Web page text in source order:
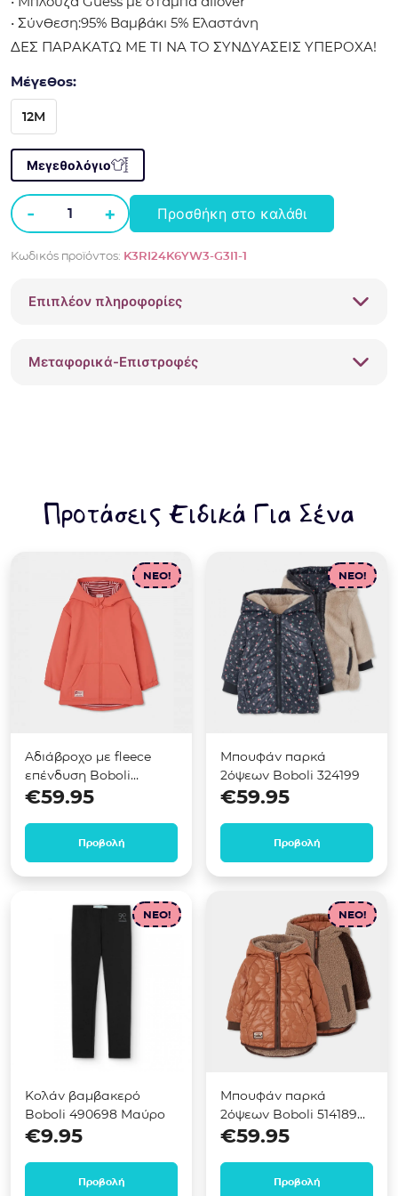
• Σύνθεση:95% Βαμβάκι 5% Ελαστάνη
ΔΕΣ ΠΑΡΑΚΑΤΩ ΜΕ ΤΙ ΝΑ ΤΟ ΣΥΝΔΥΑΣΕΙΣ ΥΠΕΡΟΧΑ!
Μέγεθος:
12M
Μεγεθολόγιο
-
Μπλούζα
mini
K3RI24K6YW3
+ Προσθήκη στο καλάθι
Κωδικός προϊόντος: K3RI24K6YW3-G3I1-1
Επιπλέον πληροφορίες
Μεταφορικά-Επιστροφές
Προτάσεις Ειδικά Για Σένα
NEO!
Αδιάβροχο με fleece
επένδυση Boboli
694009 Κοραλί σκούρο
€59.95
Προβολή
NEO!
Μπουφάν παρκά
2όψεων Boboli 324199
€59.95
Προβολή
NEO!
Κολάν βαμβακερό
Boboli 490698 Μαύρο
€9.95
Προβολή
NEO!
Μπουφάν παρκά
2όψεων Boboli 514189
Καφέ
€59.95
Προβολή